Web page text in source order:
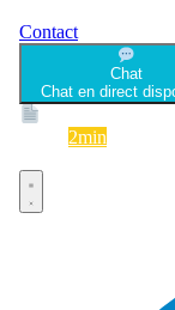
Contact
Chat
Chat en direct
2min